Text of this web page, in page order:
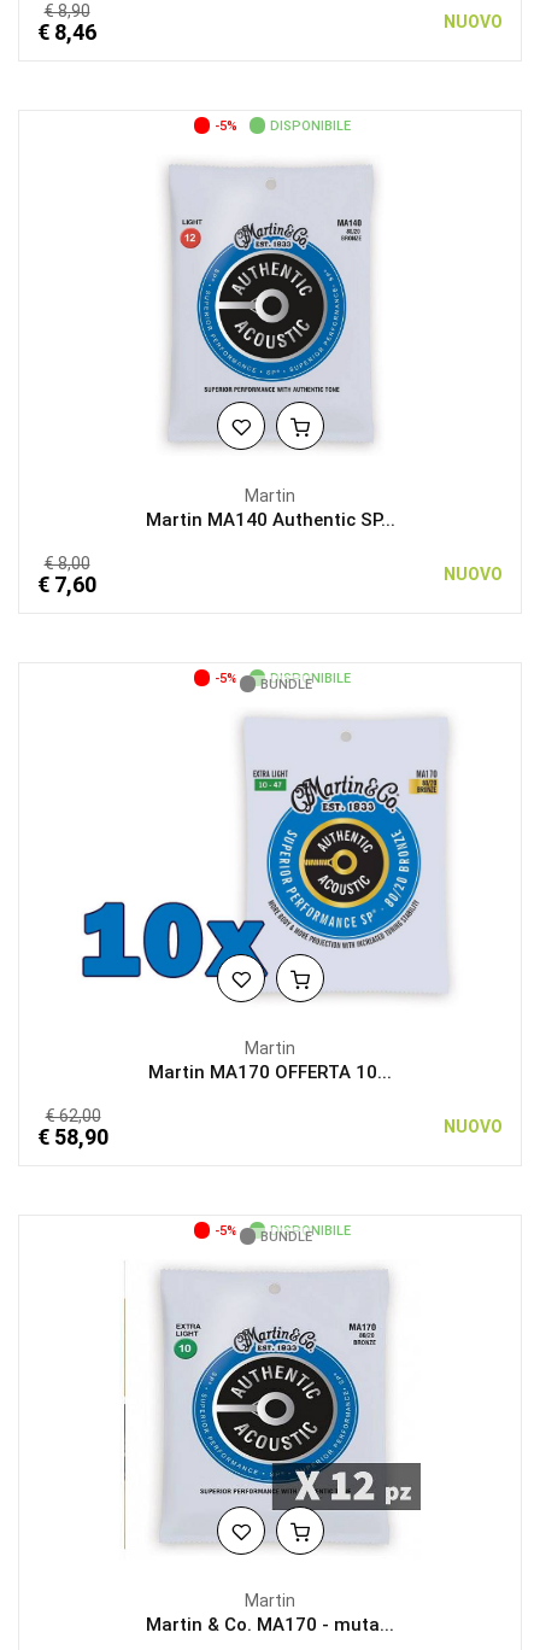
€ 8,90
€ 8,46 NUOVO
-5% DISPONIBILE
Martin
Martin MA140 Authentic SP...
€ 8,00
€ 7,60 NUOVO
-5% DISPONIBILE
BUNDLE
Martin
Martin MA170 OFFERTA 10...
€ 62,00
€ 58,90 NUOVO
-5% DISPONIBILE
BUNDLE
Martin
Martin & Co. MA170 - muta...